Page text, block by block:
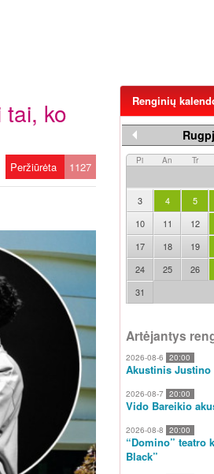
ko
Peržiūrėta 1127
Renginių
Pi An Tr
3
4 5
10
11 12
17
18 19
24
25 26
31
Artėjantys
2026-08-6 20:00
Akustinis Justino
2026-08-7 20:00
Vido Bareikio
2026-08-8 20:00
“Domino” teatro
Black”